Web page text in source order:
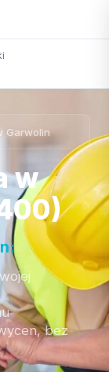
Garwolin
w
bez